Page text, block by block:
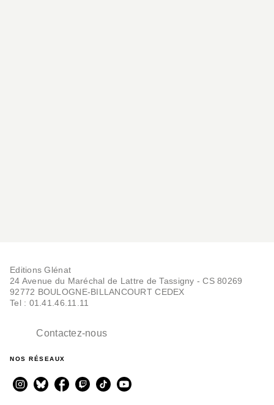
Editions Glénat
24 Avenue du Maréchal de Lattre de Tassigny - CS 80269
92772 BOULOGNE-BILLANCOURT CEDEX
Tel : 01.41.46.11.11
Contactez-nous
NOS RÉSEAUX